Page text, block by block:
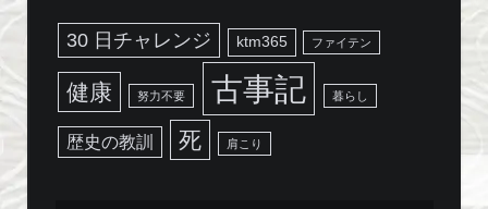
30 日チャレンジ ktm365 ファイテン
健康 努力不要 古事記 暮らし
歴史の教訓 死 肩こり